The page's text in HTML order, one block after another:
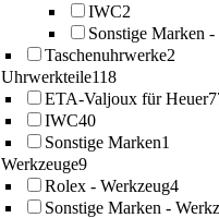
IWC2
Sonstige Marken
Taschenuhrwerke2
Uhrwerkteile118
ETA-Valjoux für Heuer
IWC40
Sonstige Marken1
Werkzeuge9
Rolex - Werkzeug4
Sonstige Marken -